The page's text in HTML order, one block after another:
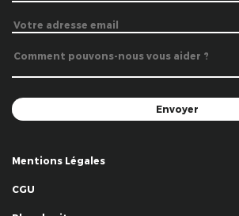
Mentions Légales
CGU